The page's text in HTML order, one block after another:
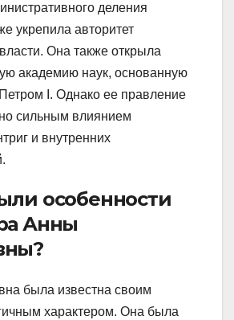
деления
укрепила авторитет
Она также открыла
академию наук, основанную
I. Однако ее правление
сильным влиянием
и внутренних
особенности
Анны
была известна своим
характером. Она была